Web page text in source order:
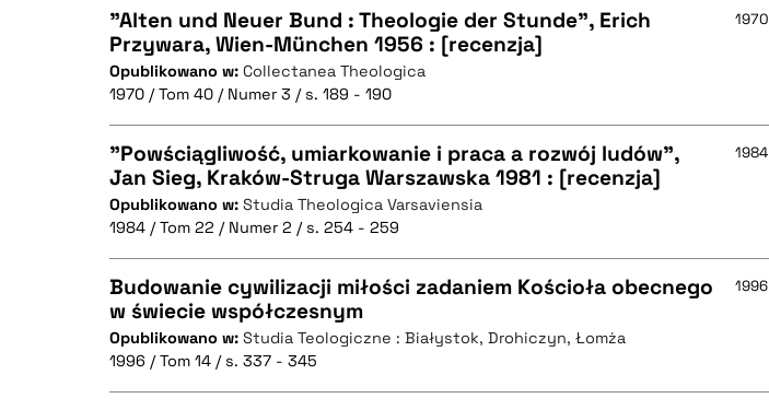
BIBTEX
CZYSTY TEKST
BIBTEX
"Alten und Neuer Bund : Theologie der Stunde", Erich
Przywara, Wien-München 1956 : [recenzja]
Opublikowano w: Collectanea Theologica
1970 / Tom 40 / Numer 3 / s. 189 - 190
1970
CZYSTY TEKST
BIBTEX
"Powściągliwość, umiarkowanie i praca a rozwój ludów",
Jan Sieg, Kraków-Struga Warszawska 1981 : [recenzja]
Opublikowano w: Studia Theologica Varsaviensia
1984 / Tom 22 / Numer 2 / s. 254 - 259
1984
CZYSTY TEKST
Budowanie cywilizacji miłości zadaniem Kościoła obecnego
w świecie współczesnym
Opublikowano w: Studia Teologiczne : Białystok, Drohiczyn, Łomża
1996 / Tom 14 / s. 337 - 345
1996